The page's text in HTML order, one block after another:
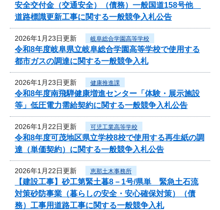
安全交付金（交通安全）（債務）一般国道158号他
道路標識更新工事に関する一般競争入札公告
2026年1月23日更新 岐阜総合学園高等学校
令和8年度岐阜県立岐阜総合学園高等学校で使用する
都市ガスの調達に関する一般競争入札
2026年1月23日更新 健康推進課
令和8年度南飛騨健康増進センター「体験・展示施設
等」低圧電力需給契約に関する一般競争入札公告
2026年1月22日更新 可児工業高等学校
令和8年度可茂地区県立学校8校で使用する再生紙の調
達（単価契約）に関する一般競争入札公告
2026年1月22日更新 恵那土木事務所
【建設工事】砂工第緊土暮8－1号/県単 緊急土石流
対策砂防事業（暮らしの安全・安心確保対策）（債
務）工事用道路工事に関する一般競争入札